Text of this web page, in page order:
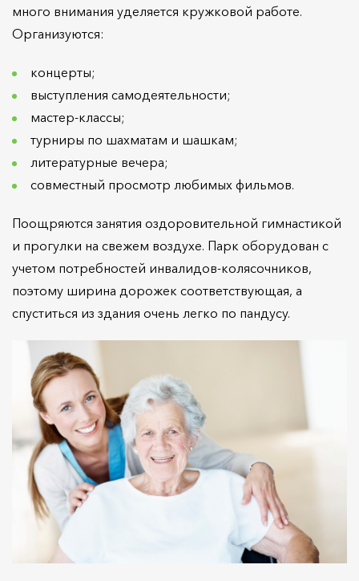
много внимания уделяется кружковой работе.
Организуются:
концерты;
выступления самодеятельности;
мастер-классы;
турниры по шахматам и шашкам;
литературные вечера;
совместный просмотр любимых фильмов.
Поощряются занятия оздоровительной гимнастикой
и прогулки на свежем воздухе. Парк оборудован с
учетом потребностей инвалидов-колясочников,
поэтому ширина дорожек соответствующая, а
спуститься из здания очень легко по пандусу.